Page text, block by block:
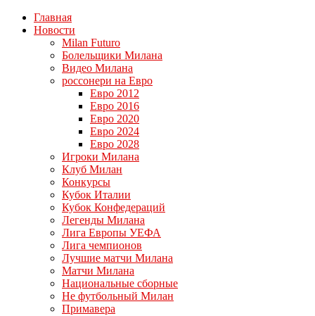
Главная
Новости
Milan Futuro
Болельщики Милана
Видео Милана
россонери на Евро
Евро 2012
Евро 2016
Евро 2020
Евро 2024
Евро 2028
Игроки Милана
Клуб Милан
Конкурсы
Кубок Италии
Кубок Конфедераций
Легенды Милана
Лига Европы УЕФА
Лига чемпионов
Лучшие матчи Милана
Матчи Милана
Национальные сборные
Не футбольный Милан
Примавера